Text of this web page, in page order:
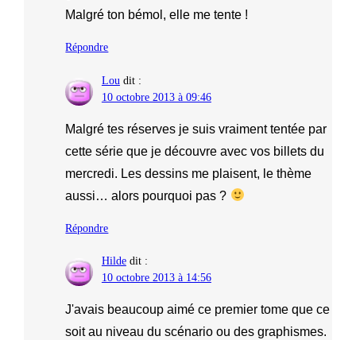
Malgré ton bémol, elle me tente !
Répondre
Lou dit :
10 octobre 2013 à 09:46
Malgré tes réserves je suis vraiment tentée par
cette série que je découvre avec vos billets du
mercredi. Les dessins me plaisent, le thème
aussi… alors pourquoi pas ?
Répondre
Hilde dit :
10 octobre 2013 à 14:56
J'avais beaucoup aimé ce premier tome que ce
soit au niveau du scénario ou des graphismes.